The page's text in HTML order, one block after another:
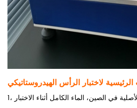
الرئيسية لاختبار الرأس الهيدروستاتيكي